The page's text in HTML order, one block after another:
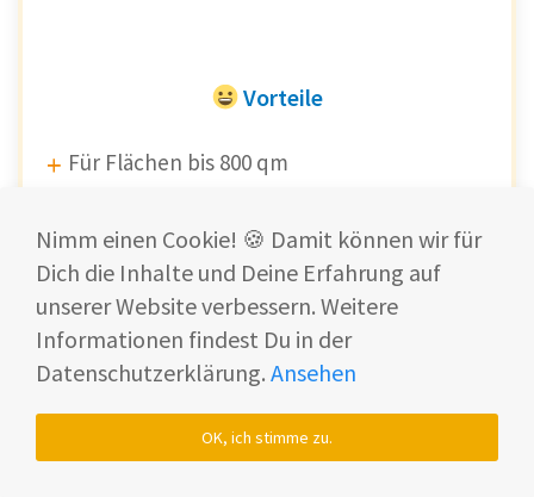
Vorteile
Für Flächen bis 800 qm
Günstiger Preis
Standardfunktionen
App-Steuerung
Nachteile
Nimm einen Cookie! 🍪 Damit können wir für
Dich die Inhalte und Deine Erfahrung auf
unserer Website verbessern. Weitere
Informationen findest Du in der
Datenschutzerklärung. Ansehen
OK, ich stimme zu.